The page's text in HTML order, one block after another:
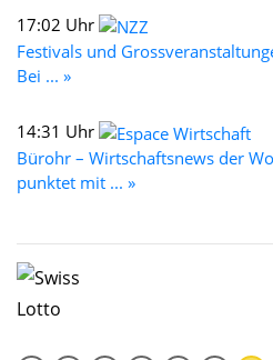
17:02 Uhr
Festivals und
Bei ... »
14:31 Uhr
Bürohr – Wirtschaftsnews der
punktet mit ... »